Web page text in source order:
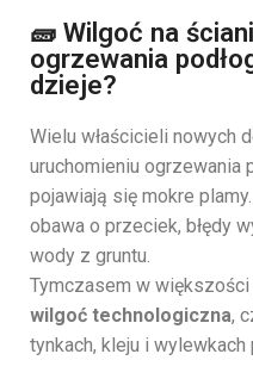
🧱 Wilgoć na
ogrzewania
dzieje?
Wielu właścicieli nowych
uruchomieniu ogrzewania
pojawiają się mokre
obawa o przeciek, błędy
wody z gruntu.
Tymczasem w
wilgoć technologiczna,
tynkach, kleju i wylewkach